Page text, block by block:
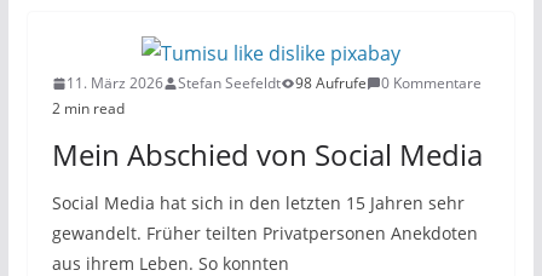
11. März 2026 Stefan Seefeldt 98 Aufrufe
0 Kommentare
2 min read
Mein Abschied von Social Media
Social Media hat sich in den letzten 15 Jahren sehr
gewandelt. Früher teilten Privatpersonen Anekdoten
aus ihrem Leben. So konnten